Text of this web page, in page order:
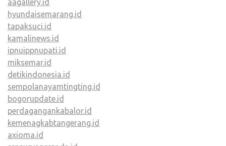
aagallery.id
hyundaisemarang.id
tapaksuci.id
kamalinews.id
ipnuippnupati.id
miksemar.id
detikindonesia.id
sempolanayamtingting.id
bogorupdate.id
perdagangankabalor.id
kemenagkabtangerang.id
axioma.id